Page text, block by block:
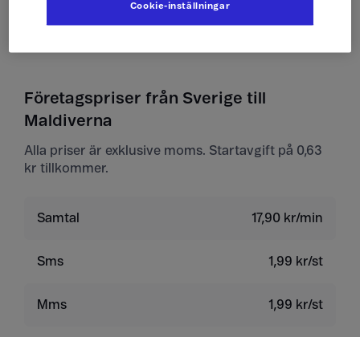
Företagspriser från Sverige till
Maldiverna
Alla priser är exklusive moms. Startavgift på 0,63
kr tillkommer.
Samtal 17,90 kr/min
Sms 1,99 kr/st
Mms 1,99 kr/st
Cookie-inställningar